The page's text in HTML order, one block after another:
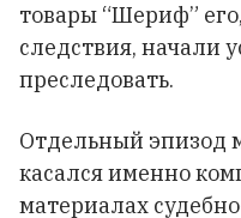
товары “Шериф”
следствия, начали
преследовать.
Отдельный эпизод
касался именно
материалах